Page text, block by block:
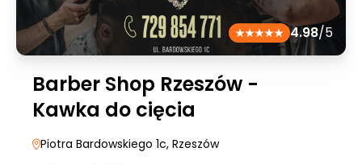
4.98/5
Barber Shop Rzeszów -
Kawka do cięcia
Piotra Bardowskiego 1c, Rzeszów